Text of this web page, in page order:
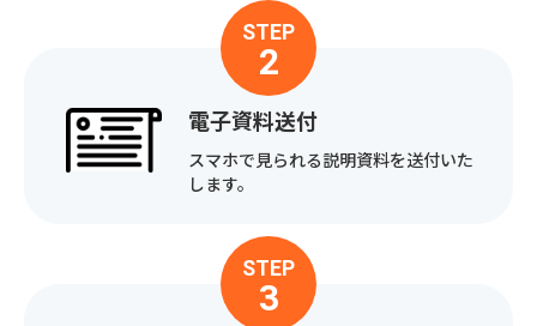
STEP
2
電子資料送付
スマホで見られる説明資料を送付いた
します。
STEP
3